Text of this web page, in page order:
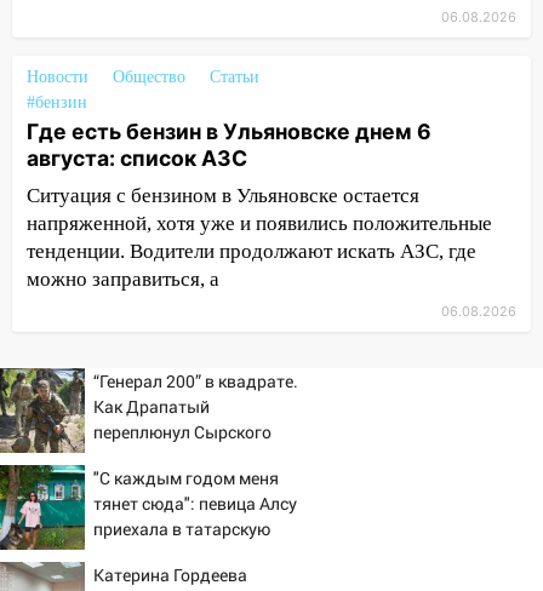
и шквал до 27 м/с
12:31
из Европы и потерял 760 тысяч рублей
12:20 В Чердаклинском районе
столкнулись «Лада» и Chevrolet:
пострадал 14-летний подросток
12:00
Где есть бензин в Ульяновске 7
случайно задушил его: суд вынес
приговор
11:38
полностью уничтожил дачный дом и
сарай
11:38
ЕГЭ с 2027 года
06.08.2026
Новости Общество
Статьи
#бензин
Где есть бензин в Ульяновске днем 6
августа: список АЗС
Ситуация с бензином в Ульяновске остается
напряженной, хотя уже и появились положительные
тенденции. Водители продолжают искать АЗС, где
можно заправиться, а
06.08.2026
“Генерал 200” в квадрате.
Как Драпатый
переплюнул Сырского
"С каждым годом меня
тянет сюда": певица Алсу
приехала в татарскую
детство 07/08/2026 –
Катерина Гордеева